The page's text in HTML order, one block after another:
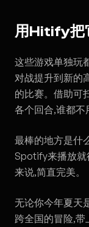
用Hitify把
这些游戏单独玩
对战提升到新的
的比赛。借助可
各个回合,谁都不
最棒的地方是什
Spotify来播放就
来说,简直完美。
无论你今年夏天
跨全国的冒险,带